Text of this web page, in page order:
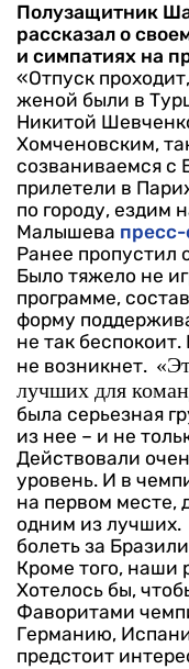
Полузащитник
рассказал о
и симпатиях на
«Отпуск
женой были в
Никитой
Хомченовским,
созваниваемся с
прилетели в
по городу, ездим
Малышева пресс-
Ранее пропустил
Было тяжело не
программе,
форму
не так
не возникнет.
лучших для
была серьезная
из нее – и не
Действовали
уровень. И в
на первом месте,
одним из лучших.
болеть за
Кроме того, наши
Хотелось бы,
Фаворитами
Германию,
предстоит